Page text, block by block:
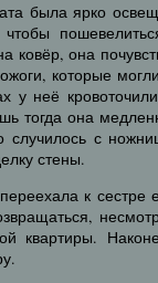
была ярко
ковёр, она
которые
у неё
тогда она
случилось с
стены.
к сестре
квартиры.